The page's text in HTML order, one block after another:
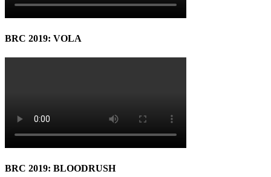
BRC 2019: VOLA
BRC 2019: BLOODRUSH